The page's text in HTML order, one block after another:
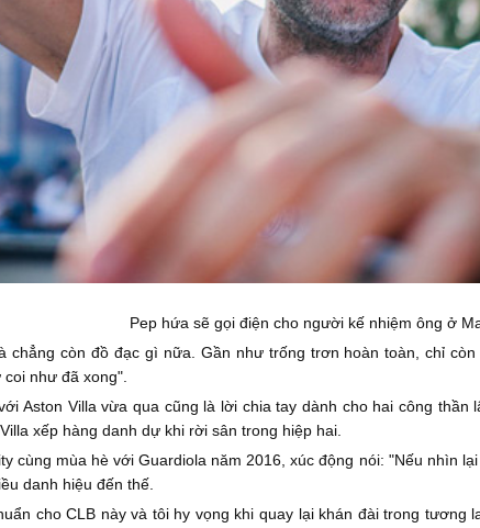
Pep hứa sẽ gọi điện cho người kế nhiệm ông ở
chẳng còn đồ đạc gì nữa. Gần như trống trơn hoàn toàn, chỉ
như đã xong".
Aston Villa vừa qua cũng là lời chia tay dành cho hai công
xếp hàng danh dự khi rời sân trong hiệp hai.
cùng mùa hè với Guardiola năm 2016, xúc động nói: "Nếu nhìn
danh hiệu đến thế.
cho CLB này và tôi hy vọng khi quay lại khán đài trong tương